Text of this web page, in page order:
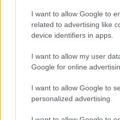
I want to allow Google to
related to advertising like
device identifiers in apps.
I want to allow my user
Google for online
I want to allow Google to
personalized advertising.
Su
345 356
Entra nel